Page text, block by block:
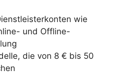
wie
und Offline-
die von 8 € bis 50